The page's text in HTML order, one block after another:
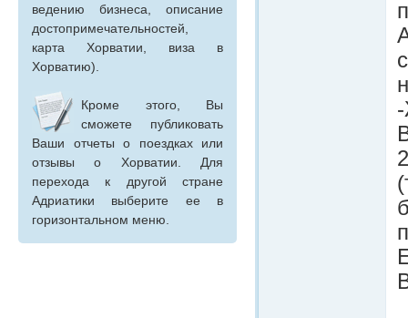
ведению бизнеса, описание
достопримечательностей,
карта Хорватии, виза в
Хорватию).
Кроме этого, Вы
сможете публиковать
Ваши отчеты о поездках или
отзывы о Хорватии. Для
перехода к другой стране
Адриатики выберите ее в
горизонтальном меню.